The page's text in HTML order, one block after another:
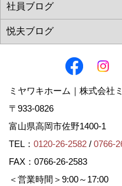
ミヤワキホーム｜株式会社
〒933-0826
富山県高岡市佐野1400-1
TEL： 0120-26-2582 / 0766-
FAX：0766-26-2583
＜営業時間＞9:00～17:00